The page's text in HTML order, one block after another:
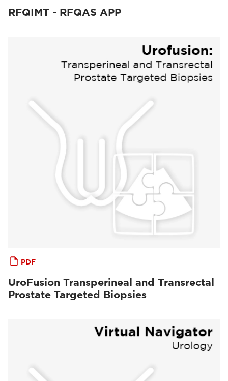
RFQIMT - RFQAS APP
PDF
UroFusion Transperineal and Transrectal
Prostate Targeted Biopsies